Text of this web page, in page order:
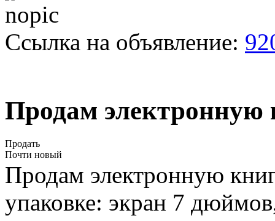
Ссылка на объявление:
Продам электронную
Продать
Почти новый
Продам электронную
упаковке: экран 7